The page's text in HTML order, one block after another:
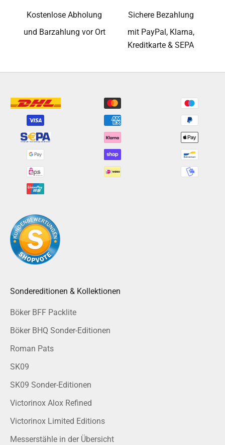
Kostenlose Abholung
und Barzahlung vor Ort
Sichere Bezahlung
mit PayPal, Klarna,
Kreditkarte & SEPA
Sondereditionen & Kollektionen
Böker BFF Packlite
Böker BHQ Sonder-Editionen
Roman Pats
SK09
SK09 Sonder-Editionen
Victorinox Alox Refined
Victorinox Limited Editions
Messerstähle in der Übersicht